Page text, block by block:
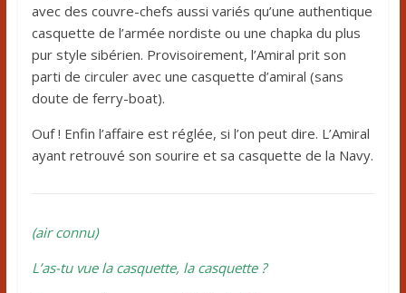
avec des couvre-chefs aussi variés qu’une authentique
casquette de l’armée nordiste ou une chapka du plus
pur style sibérien. Provisoirement, l’Amiral prit son
parti de circuler avec une casquette d’amiral (sans
doute de ferry-boat).
Ouf ! Enfin l’affaire est réglée, si l’on peut dire. L’Amiral
ayant retrouvé son sourire et sa casquette de la Navy.
(air connu)
L’as-tu vue la casquette, la casquette ?